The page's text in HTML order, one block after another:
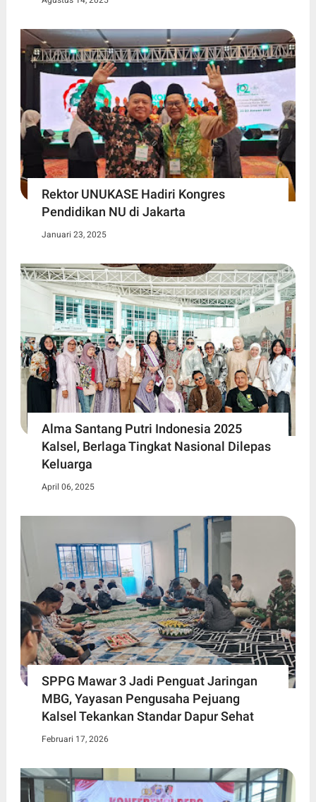
Rektor UNUKASE Hadiri Kongres
Pendidikan NU di Jakarta
Januari 23, 2025
Alma Santang Putri Indonesia 2025
Kalsel, Berlaga Tingkat Nasional Dilepas
Keluarga
April 06, 2025
SPPG Mawar 3 Jadi Penguat Jaringan
MBG, Yayasan Pengusaha Pejuang
Kalsel Tekankan Standar Dapur Sehat
Februari 17, 2026